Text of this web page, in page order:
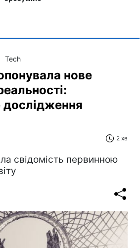
Tech
нове
дослідження
2 хв
свідомість первинною